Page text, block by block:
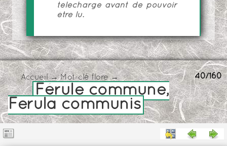
téléchargé avant de pouvoir
être lu.
40/160
Accueil→Mot-clé flore→
Férule commune,
Ferula communis